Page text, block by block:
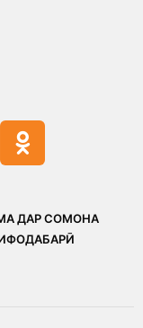
ДАР СОМОНА